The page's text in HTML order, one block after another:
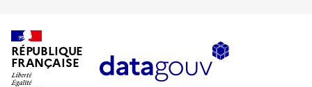
RÉPUBLIQUE
FRANÇAISE